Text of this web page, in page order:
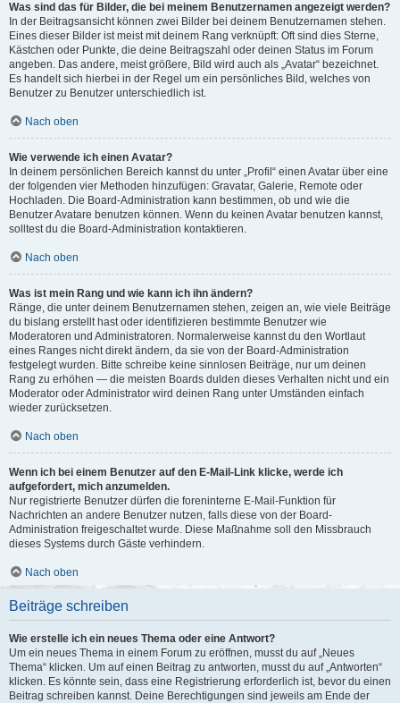
Was sind das für Bilder, die bei meinem Benutzernamen angezeigt werden?
In der Beitragsansicht können zwei Bilder bei deinem Benutzernamen stehen.
Eines dieser Bilder ist meist mit deinem Rang verknüpft: Oft sind dies Sterne,
Kästchen oder Punkte, die deine Beitragszahl oder deinen Status im Forum
angeben. Das andere, meist größere, Bild wird auch als „Avatar“ bezeichnet.
Es handelt sich hierbei in der Regel um ein persönliches Bild, welches von
Benutzer zu Benutzer unterschiedlich ist.
Nach oben
Wie verwende ich einen Avatar?
In deinem persönlichen Bereich kannst du unter „Profil“ einen Avatar über eine
der folgenden vier Methoden hinzufügen: Gravatar, Galerie, Remote oder
Hochladen. Die Board-Administration kann bestimmen, ob und wie die
Benutzer Avatare benutzen können. Wenn du keinen Avatar benutzen kannst,
solltest du die Board-Administration kontaktieren.
Nach oben
Was ist mein Rang und wie kann ich ihn ändern?
Ränge, die unter deinem Benutzernamen stehen, zeigen an, wie viele Beiträge
du bislang erstellt hast oder identifizieren bestimmte Benutzer wie
Moderatoren und Administratoren. Normalerweise kannst du den Wortlaut
eines Ranges nicht direkt ändern, da sie von der Board-Administration
festgelegt wurden. Bitte schreibe keine sinnlosen Beiträge, nur um deinen
Rang zu erhöhen — die meisten Boards dulden dieses Verhalten nicht und ein
Moderator oder Administrator wird deinen Rang unter Umständen einfach
wieder zurücksetzen.
Nach oben
Wenn ich bei einem Benutzer auf den E-Mail-Link klicke, werde ich
aufgefordert, mich anzumelden.
Nur registrierte Benutzer dürfen die foreninterne E-Mail-Funktion für
Nachrichten an andere Benutzer nutzen, falls diese von der Board-
Administration freigeschaltet wurde. Diese Maßnahme soll den Missbrauch
dieses Systems durch Gäste verhindern.
Nach oben
Beiträge schreiben
Wie erstelle ich ein neues Thema oder eine Antwort?
Um ein neues Thema in einem Forum zu eröffnen, musst du auf „Neues
Thema“ klicken. Um auf einen Beitrag zu antworten, musst du auf „Antworten“
klicken. Es könnte sein, dass eine Registrierung erforderlich ist, bevor du einen
Beitrag schreiben kannst. Deine Berechtigungen sind jeweils am Ende der